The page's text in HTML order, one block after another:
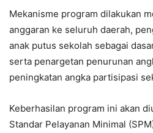
Mekanisme program dilakukan
anggaran ke seluruh daerah,
anak putus sekolah sebagai
serta penargetan penurunan
peningkatan angka partisipasi
Keberhasilan program ini akan
Standar Pelayanan Minimal